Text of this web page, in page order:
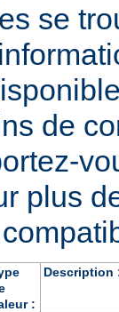
se
de
plus
:
Description